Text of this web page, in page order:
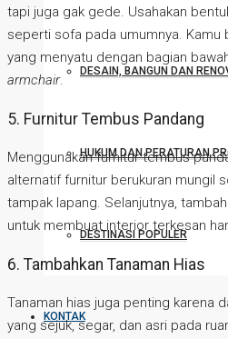
DESAIN, BANGUN DAN
HUKUM DAN PERATURAN
DESTINASI POPULER
KONTAK
tapi juga gak gede. Usahakan
seperti sofa pada umumnya. Kamu
yang menyatu dengan bagian
armchair.
5. Furnitur Tembus Pandang
Menggunakan furnitur tembus
alternatif furnitur berukuran mungil
tampak lapang. Selanjutnya,
untuk membuat interior terkesan
6. Tambahkan Tanaman Hias
Tanaman hias juga penting karena
yang sejuk, segar, dan asri pada